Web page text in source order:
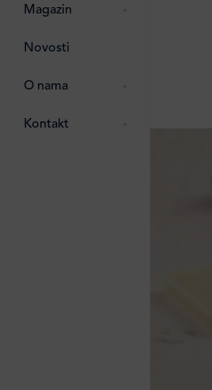
Magazin
Novosti
O nama
ostalo
Kontakt